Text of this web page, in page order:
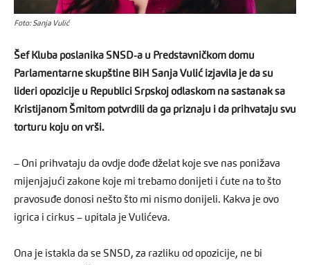
Foto: Sanja Vulić
Šef Kluba poslanika SNSD-a u Predstavničkom domu
Parlamentarne skupštine BiH Sanja Vulić izjavila je da su
lideri opozicije u Republici Srpskoj odlaskom na sastanak sa
Kristijanom Šmitom potvrdili da ga priznaju i da prihvataju svu
torturu koju on vrši.
– Oni prihvataju da ovdje dođe dželat koje sve nas ponižava
mijenjajući zakone koje mi trebamo donijeti i ćute na to što
pravosuđe donosi nešto što mi nismo donijeli. Kakva je ovo
igrica i cirkus – upitala je Vulićeva.
Ona je istakla da se SNSD, za razliku od opozicije, ne bi